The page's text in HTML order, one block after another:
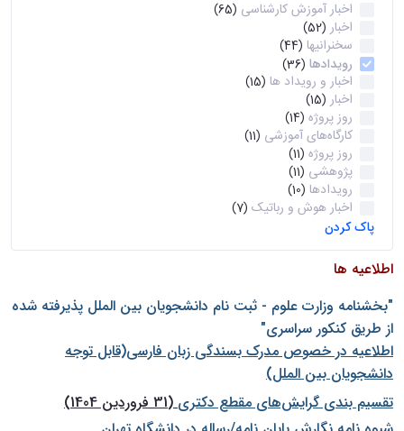
اخبار آموزش کارشناسی (65)
اخبار (52)
سخنرانیها (44)
رویدادها (36)
اخبار و رویداد ها (15)
اخبار (15)
روز پروژه (14)
کارگاه‌های آموزشی (11)
روز پروژه (11)
پژوهشی (11)
رویدادها (10)
اخبار هوش و رباتیک (7)
پاک کردن
اطلاعیه ها
"بخشنامه وزارت علوم - ثبت نام دانشجويان بين الملل پذيرفته شده
از طريق كنكور سراسری"
اطلاعیه در خصوص مدرک بسندگی زبان فارسی(قابل توجه
دانشجویان بین الملل)
تقسیم بندی گرایش‌های مقطع دکتری(31 فروردین 1404)